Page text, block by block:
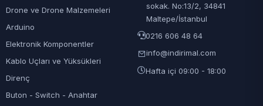
Drone ve Drone Malzemeleri
Arduino
Elektronik Komponentler
Kablo Uçları ve Yüksükleri
Direnç
Buton - Switch - Anahtar
sokak. No:13/2, 34841
Maltepe/İstanbul
0216 606 48 64
info@indirimal.com
Hafta içi 09:00 - 18:00